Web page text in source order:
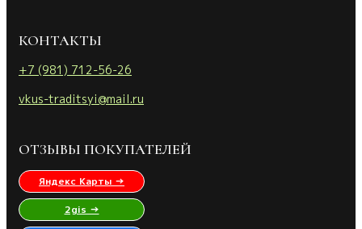
КОНТАКТЫ
+7 (981) 712-56-26
vkus-traditsyi@mail.ru
ОТЗЫВЫ ПОКУПАТЕЛЕЙ
Яндекс Карты →
2gis →